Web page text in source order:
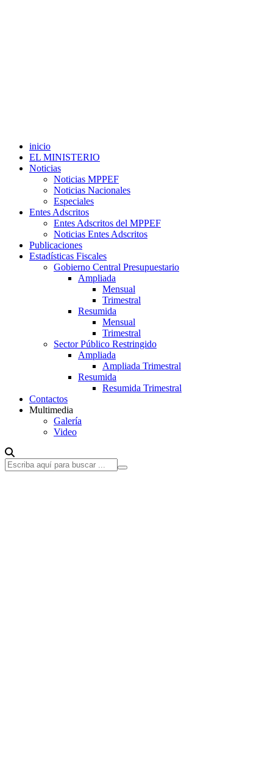
inicio
EL MINISTERIO
Noticias
Noticias MPPEF
Noticias Nacionales
Especiales
Entes Adscritos
Entes Adscritos del MPPEF
Noticias Entes Adscritos
Publicaciones
Estadísticas Fiscales
Gobierno Central Presupuestario
Ampliada
Mensual
Trimestral
Resumida
Mensual
Trimestral
Sector Público Restringido
Ampliada
Ampliada Trimestral
Resumida
Resumida Trimestral
Contactos
Multimedia
Galería
Video